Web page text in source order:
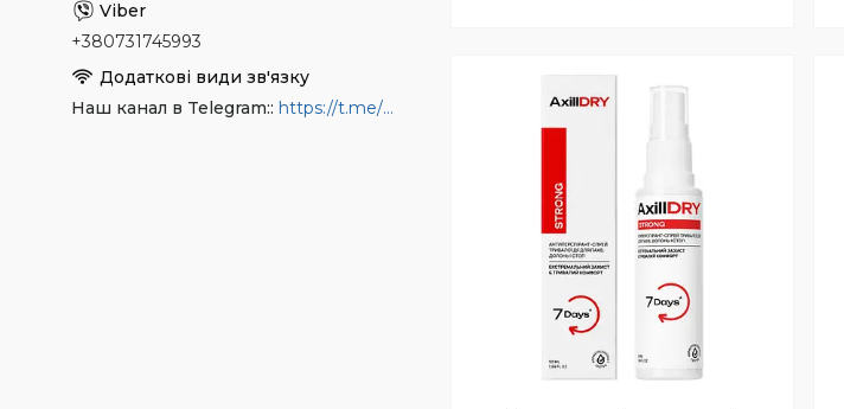
+380731745993
Наш канал в Telegram: https://t.me/bioaquainua